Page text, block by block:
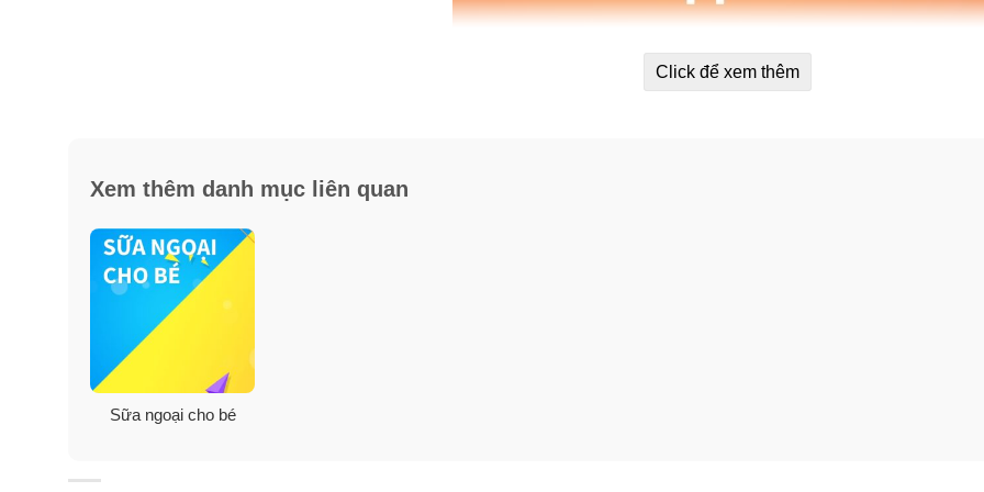
Click để xem thêm
Xem thêm danh mục liên quan
Sữa ngoại cho bé